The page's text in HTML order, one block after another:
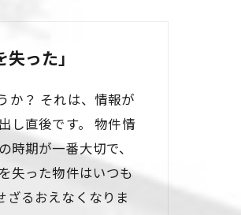
った」
か？ それは、情報が
し直後です。 物件情
期が一番大切で、
失った物件はいつも
ざるおえなくなりま